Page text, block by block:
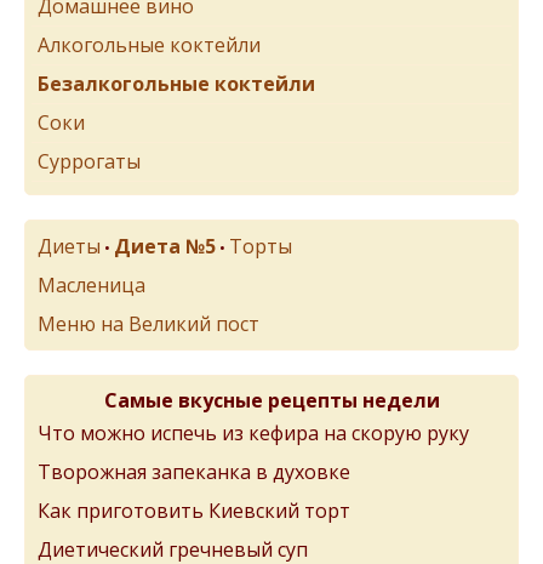
Домашнее вино
Алкогольные коктейли
Безалкогольные коктейли
Соки
Суррогаты
Диеты • Диета №5 • Торты
Масленица
Меню на Великий пост
Самые вкусные рецепты недели
Что можно испечь из кефира на скорую руку
Творожная запеканка в духовке
Как приготовить Киевский торт
Диетический гречневый суп